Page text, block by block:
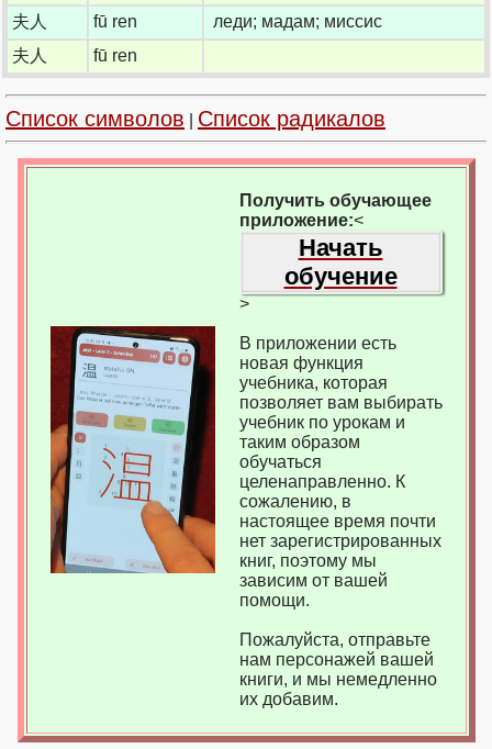
夫人
fū ren
леди; мадам; миссис
夫人
fū ren
Список символов Список радикалов
Получить обучающее
приложение:<
Начать
обучение
>
В приложении есть
новая функция
учебника, которая
позволяет вам выбирать
учебник по урокам и
таким образом
обучаться
целенаправленно. К
сожалению, в
настоящее время почти
нет зарегистрированных
книг, поэтому мы
зависим от вашей
помощи.
Пожалуйста, отправьте
нам персонажей вашей
книги, и мы немедленно
их добавим.